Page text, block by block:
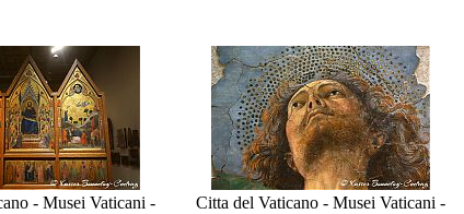
- Musei Vaticani -
Citta del Vaticano - Musei Vaticani -